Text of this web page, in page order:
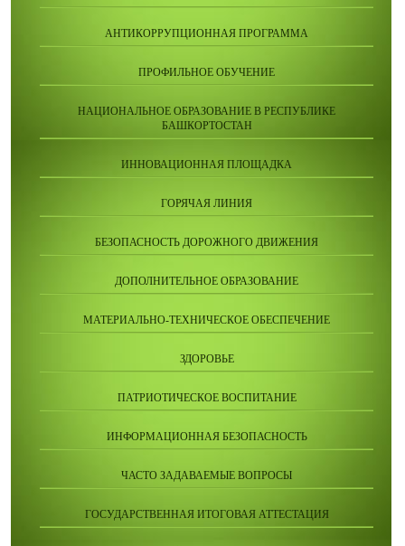
АНТИКОРРУПЦИОННАЯ ПРОГРАММА
ПРОФИЛЬНОЕ ОБУЧЕНИЕ
НАЦИОНАЛЬНОЕ ОБРАЗОВАНИЕ В РЕСПУБЛИКЕ
БАШКОРТОСТАН
ИННОВАЦИОННАЯ ПЛОЩАДКА
ГОРЯЧАЯ ЛИНИЯ
БЕЗОПАСНОСТЬ ДОРОЖНОГО ДВИЖЕНИЯ
ДОПОЛНИТЕЛЬНОЕ ОБРАЗОВАНИЕ
МАТЕРИАЛЬНО-ТЕХНИЧЕСКОЕ ОБЕСПЕЧЕНИЕ
ЗДОРОВЬЕ
ПАТРИОТИЧЕСКОЕ ВОСПИТАНИЕ
ИНФОРМАЦИОННАЯ БЕЗОПАСНОСТЬ
ЧАСТО ЗАДАВАЕМЫЕ ВОПРОСЫ
ГОСУДАРСТВЕННАЯ ИТОГОВАЯ АТТЕСТАЦИЯ